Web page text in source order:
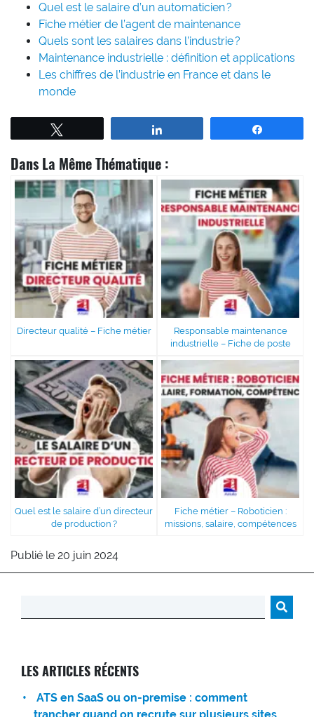
Quel est le salaire d’un automaticien ?
Fiche métier de l’agent de maintenance
Quels sont les salaires dans l’industrie ?
Maintenance industrielle : définition et applications
Les chiffres de l’industrie en France et dans le
monde
Dans La Même Thématique :
Directeur qualité – Fiche métier
Responsable maintenance
industrielle – Fiche de poste
Quel est le salaire d’un directeur
de production ?
Fiche métier – Roboticien :
missions, salaire, compétences
Publié le 20 juin 2024
LES ARTICLES RÉCENTS
ATS en SaaS ou on-premise : comment